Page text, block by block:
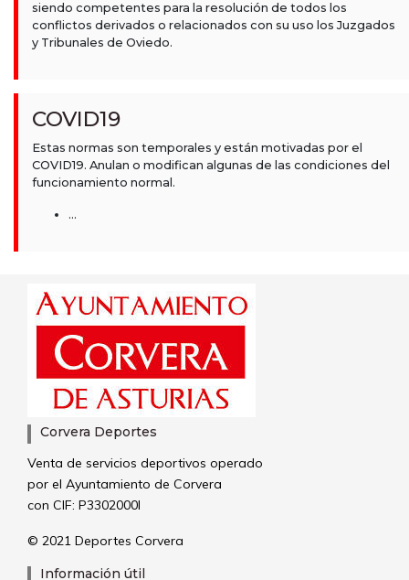
siendo competentes para la resolución de todos los
conflictos derivados o relacionados con su uso los Juzgados
y Tribunales de Oviedo.
COVID19
Estas normas son temporales y están motivadas por el
COVID19. Anulan o modifican algunas de las condiciones del
funcionamiento normal.
...
Corvera Deportes
Venta de servicios deportivos operado
por el Ayuntamiento de Corvera
con CIF: P3302000I
© 2021 Deportes Corvera
Información útil